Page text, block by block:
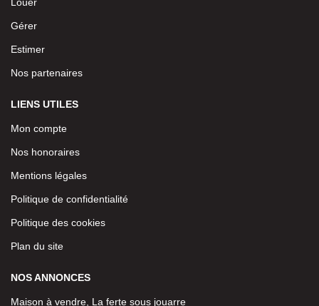
Gérer
Estimer
Nos partenaires
LIENS UTILES
Mon compte
Nos honoraires
Mentions légales
Politique de confidentialité
Politique des cookies
Plan du site
NOS ANNONCES
Maison à vendre, La ferte sous jouarre